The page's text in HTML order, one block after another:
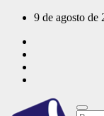
Saltar
contenido
9 de agosto de